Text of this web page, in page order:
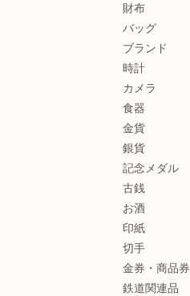
財布
バッグ
ブランド
時計
カメラ
食器
金貨
銀貨
記念メダル
古銭
お酒
印紙
切手
金券・商品券
鉄道関連品